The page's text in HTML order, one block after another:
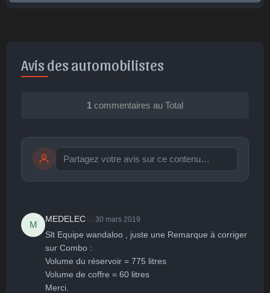
Avis des automobilistes
1 commentaires au Total
🤩
Parfait Bravo Réjoui
😮
Surpris
😞 😠
publication immédiate Publier
M
MEDELEC 30 mars 2019
Slt Equipe wandaloo , juste une Remarque à corriger
sur Combo :
Volume du réservoir = 775 litres
Volume de coffre = 60 litres
Merci.